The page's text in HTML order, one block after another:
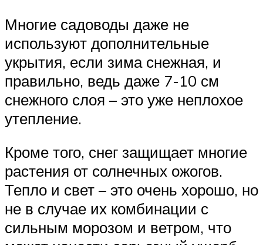
Многие садоводы даже не
используют дополнительные
укрытия, если зима снежная, и
правильно, ведь даже 7-10 см
снежного слоя – это уже неплохое
утепление.
Кроме того, снег защищает многие
растения от солнечных ожогов.
Тепло и свет – это очень хорошо, но
не в случае их комбинации с
сильным морозом и ветром, что